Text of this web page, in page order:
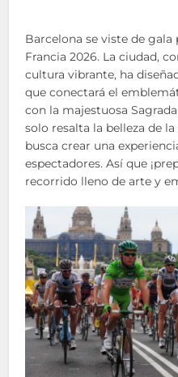
Barcelona se viste de gala
Francia 2026. La ciudad,
cultura vibrante, ha
que conectará el
con la majestuosa
solo resalta la belleza de
busca crear una
espectadores. Así que
recorrido lleno de arte y